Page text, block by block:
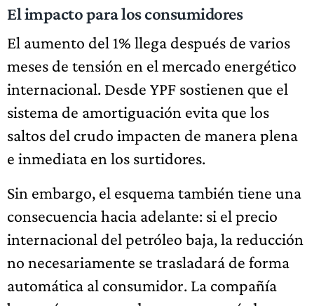
El impacto para los consumidores
El aumento del 1% llega después de varios
meses de tensión en el mercado energético
internacional. Desde YPF sostienen que el
sistema de amortiguación evita que los
saltos del crudo impacten de manera plena
e inmediata en los surtidores.
Sin embargo, el esquema también tiene una
consecuencia hacia adelante: si el precio
internacional del petróleo baja, la reducción
no necesariamente se trasladará de forma
automática al consumidor. La compañía